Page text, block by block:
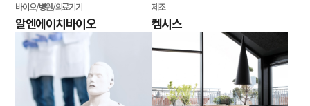
바이오/병원/의료기기
알엔에이치바이오
제조
켐시스